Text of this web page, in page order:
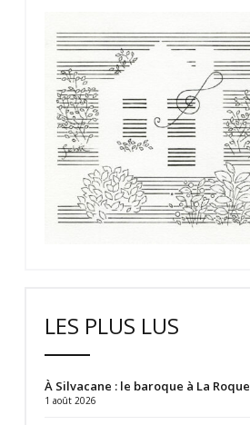
LES PLUS LUS
À Silvacane : le baroque à La Roque
1 août 2026